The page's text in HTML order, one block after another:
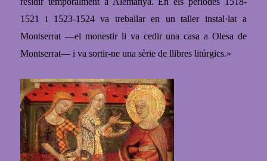
1521 i 1523-1524 va treballar en un taller instal·lat a
Montserrat―el monestir li va cedir una casa a Olesa de
Montserrat―i va sortir-ne una sèrie de llibres litúrgics.»